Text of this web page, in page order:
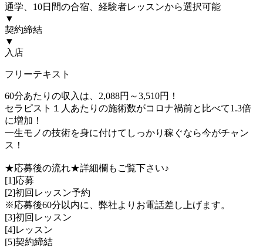
通学、10日間の合宿、経験者レッスンから選択可能
▼
契約締結
▼
入店
フリーテキスト
60分あたりの収入は、2,088円～3,510円！
セラピスト１人あたりの施術数がコロナ禍前と比べて1.3倍
に増加！
一生モノの技術を身に付けてしっかり稼ぐなら今がチャン
ス！
★応募後の流れ★詳細欄もご覧下さい♪
[1]応募
[2]初回レッスン予約
※応募後60分以内に、弊社よりお電話差し上げます。
[3]初回レッスン
[4]レッスン
[5]契約締結